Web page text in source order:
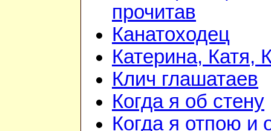
прочитав
Канатоходец
Катерина, Катя,
Клич глашатаев
Когда я об стену
Когда я отпою и